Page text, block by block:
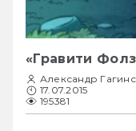
«Гравити
Александр
17.07.2015
195381